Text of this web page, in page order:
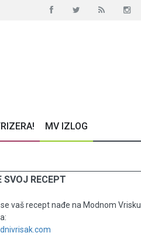
MV IZLOG
SVOJ RECEPT
vaš recept nađe na Modnom Vrisku